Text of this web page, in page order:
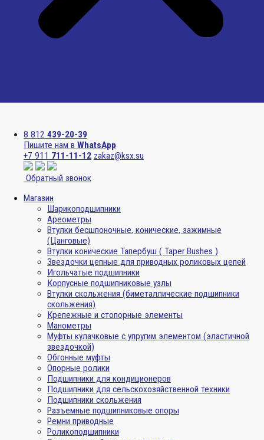
8 812 439-20-39
Пишите нам в WhatsApp
+7 911 711-11-12 zakaz@ksx.su
Обратный звонок
Магазин
Шарикоподшипники
Ареометры
Втулки бесшпоночные, конические, зажимные
(Цанговые)
Втулки конические Тапербуш ( Taper Bushes )
Звездочки цепные для приводных роликовых цепей
Игольчатые подшипники
Корпусные подшипниковые узлы
Втулки скольжения (биметаллические подшипники
скольжения)
Крепежные и стопорные элементы
Манометры
Муфты кулачковые с упругим элементом (эластичной
звездочкой)
Обгонные муфты
Опорные ролики
Подшипники для кондиционеров
Подшипники для сельскохозяйственной техники
Подшипники скольжения
Разъемные подшипниковые опоры
Ремни приводные
Роликоподшипники